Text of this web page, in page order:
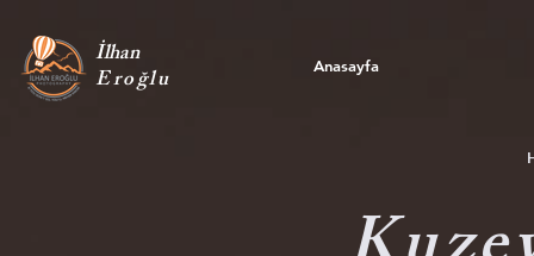
İlhan
Eroğlu Anasayfa